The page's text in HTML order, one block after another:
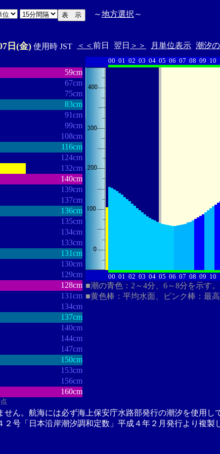
～地方選択 ～
日(金) 使用時 JST ＜＜ 前日 翌日 ＞＞ 月単位表示 潮汐
59cm
67cm
75cm
83cm
91cm
99cm
108cm
116cm
124cm
132cm
140cm
139cm
137cm
136cm
135cm
134cm
133cm
131cm
130cm
129cm
128cm
131cm
134cm
137cm
140cm
144cm
147cm
150cm
153cm
156cm
160cm
00 01 02 03 04 05 06 07 08 09 10
00 01 02 03 04 05 06 07 08 09 10
■潮の青色：2～4分、6～8分を示す。
■黄色棒：平均水面、ピンク棒：最高
ん。航海には必ず海上保安庁水路部発行の潮汐を使用し
号「日本沿岸潮汐調和定数」平成４年２月発行より複製